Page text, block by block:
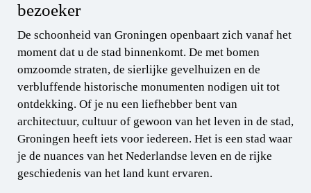
bezoeker
De schoonheid van Groningen openbaart zich vanaf het
moment dat u de stad binnenkomt. De met bomen
omzoomde straten, de sierlijke gevelhuizen en de
verbluffende historische monumenten nodigen uit tot
ontdekking. Of je nu een liefhebber bent van
architectuur, cultuur of gewoon van het leven in de stad,
Groningen heeft iets voor iedereen. Het is een stad waar
je de nuances van het Nederlandse leven en de rijke
geschiedenis van het land kunt ervaren.